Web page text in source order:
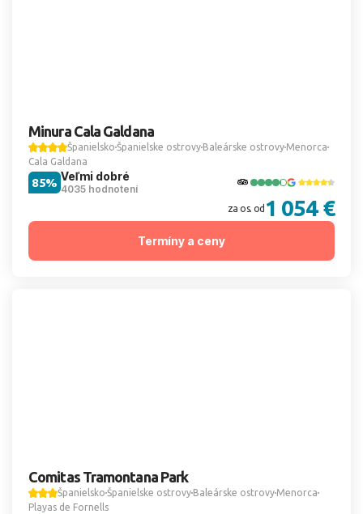
Minura Cala Galdana
Španielsko Španielske ostrovy Baleárske ostrovy Menorca
Cala Galdana
Veľmi dobré
4035 hodnotení
85%
za os. od 1 054 €
Termíny a ceny
Comitas Tramontana Park
Španielsko Španielske ostrovy Baleárske ostrovy Menorca
Playas de Fornells